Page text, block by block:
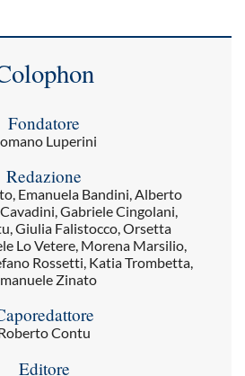
Fondatore
Luperini
Redazione
Emanuela Bandini, Alberto
Gabriele Cingolani,
Giulia Falistocco, Orsetta
Lo Vetere, Morena Marsilio,
Rossetti, Katia Trombetta,
Zinato
Contu
Editore